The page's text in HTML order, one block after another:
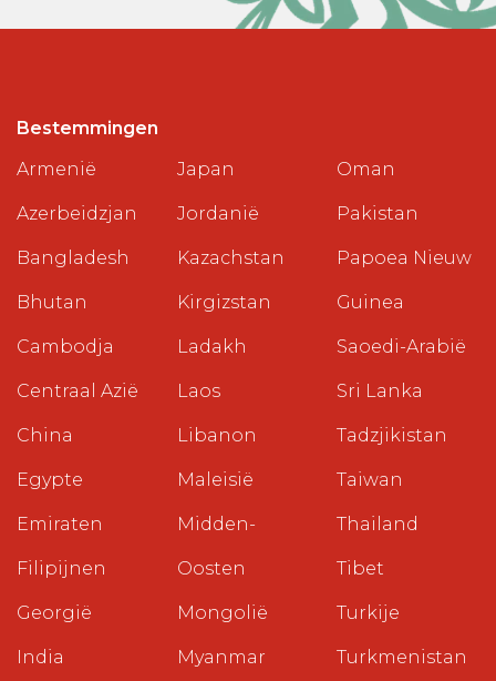
Bestemmingen
Armenië
Azerbeidzjan
Bangladesh
Bhutan
Cambodja
Centraal Azië
China
Egypte
Emiraten
Filipijnen
Georgië
India
Japan
Jordanië
Kazachstan
Kirgizstan
Ladakh
Laos
Libanon
Maleisië
Midden-
Oosten
Mongolië
Myanmar
Oman
Pakistan
Papoea Nieuw
Guinea
Saoedi-Arabië
Sri Lanka
Tadzjikistan
Taiwan
Thailand
Tibet
Turkije
Turkmenistan